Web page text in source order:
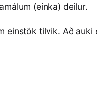
(einka) deilur.
tilvik. Að auki